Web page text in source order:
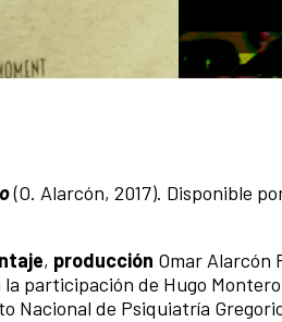
(O. Alarcón, 2017). Disponible
, producción Omar Alarcón
la participación de Hugo
Nacional de Psiquiatría